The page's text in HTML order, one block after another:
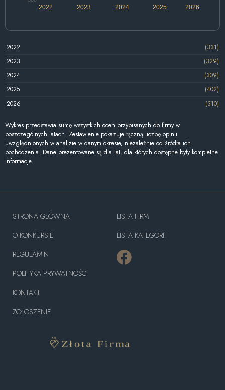
2022 2024 2026
2023 2025
2022
(331)
2023
(329)
2024
(309)
2025
(402)
2026
(310)
Wykres przedstawia sumę wszystkich ocen przypisanych do firmy w
poszczególnych latach. Zestawienie pokazuje łączną liczbę opinii
uwzględnionych w analizie w danym okresie, niezależnie od źródła ich
pochodzenia. Dane prezentowane są dla lat, dla których dostępne były kompletne
informacje.
STRONA GŁÓWNA
O KONKURSIE
REGULAMIN
POLITYKA PRYWATNOŚCI
KONTAKT
ZGŁOSZENIE
LISTA FIRM
LISTA KATEGORII